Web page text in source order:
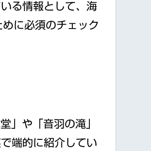
る情報として、海
に必須のチェック
」や「音羽の滝」
端的に紹介してい